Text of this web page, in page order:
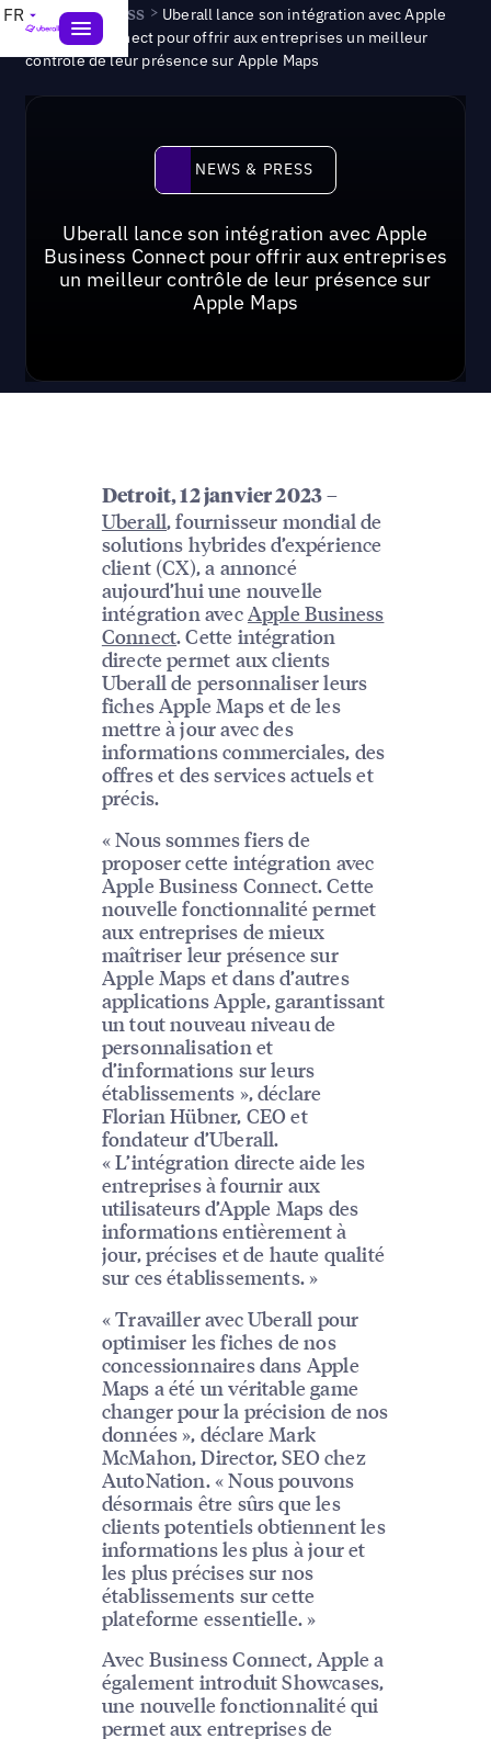
FR News & Press > Uberall lance son intégration avec Apple
Business Connect pour offrir aux entreprises un meilleur
contrôle de leur présence sur Apple Maps
News & Press
NEWS & PRESS
Uberall lance son intégration avec Apple
Business Connect pour offrir aux entreprises
un meilleur contrôle de leur présence sur
Apple Maps
Detroit, 12 janvier 2023 –
Uberall, fournisseur mondial de
solutions hybrides d’expérience
client (CX), a annoncé
aujourd’hui une nouvelle
intégration avecApple Business
Connect. Cette intégration
directe permet aux clients
Uberall de personnaliser leurs
fiches Apple Maps et de les
mettre à jour avec des
informations commerciales, des
offres et des services actuels et
précis.
« Nous sommes fiers de
proposer cette intégration avec
Apple Business Connect. Cette
nouvelle fonctionnalité permet
aux entreprises de mieux
maîtriser leur présence sur
Apple Maps et dans d’autres
applications Apple, garantissant
un tout nouveau niveau de
personnalisation et
d’informations sur leurs
établissements », déclare
Florian Hübner, CEO et
fondateur d’Uberall.
« L’intégration directe aide les
entreprises à fournir aux
utilisateurs d’Apple Maps des
informations entièrement à
jour, précises et de haute qualité
sur ces établissements. »
« Travailler avec Uberall pour
optimiser les fiches de nos
concessionnaires dans Apple
Maps a été un véritable game
changer pour la précision de nos
données », déclare Mark
McMahon, Director, SEO chez
AutoNation. « Nous pouvons
désormais être sûrs que les
clients potentiels obtiennent les
informations les plus à jour et
les plus précises sur nos
établissements sur cette
plateforme essentielle. »
Avec Business Connect, Apple a
également introduit Showcases,
une nouvelle fonctionnalité qui
permet aux entreprises de